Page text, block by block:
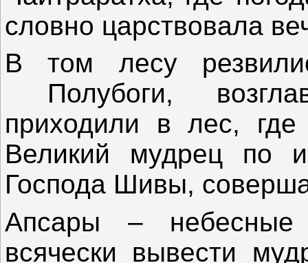
словно царствовала
В том лесу
Полубоги,
приходили в лес,
Великий мудрец по
Господа Шивы,
Апсары –
всячески вывести